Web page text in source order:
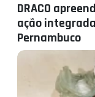
DRACO
ação
Pernambuco